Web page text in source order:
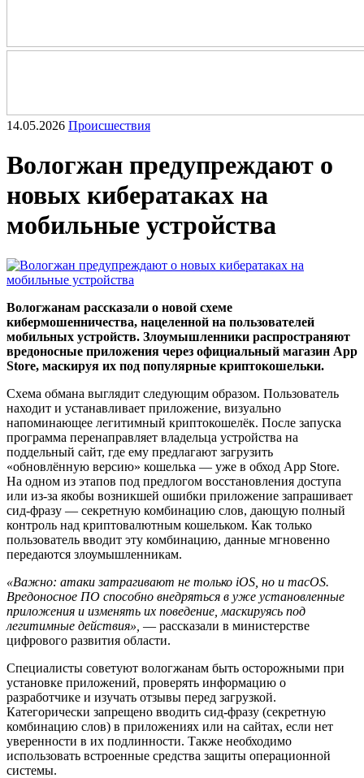
14.05.2026 Происшествия
Вологжан предупреждают о
новых кибератаках на
мобильные устройства
Вологжанам рассказали о новой схеме
кибермошенничества, нацеленной на пользователей
мобильных устройств. Злоумышленники распространяют
вредоносные приложения через официальный магазин App
Store, маскируя их под популярные криптокошельки.
Схема обмана выглядит следующим образом. Пользователь
находит и устанавливает приложение, визуально
напоминающее легитимный криптокошелёк. После запуска
программа перенаправляет владельца устройства на
поддельный сайт, где ему предлагают загрузить
«обновлённую версию» кошелька — уже в обход App Store.
На одном из этапов под предлогом восстановления доступа
или из-за якобы возникшей ошибки приложение запрашивает
сид-фразу — секретную комбинацию слов, дающую полный
контроль над криптовалютным кошельком. Как только
пользователь вводит эту комбинацию, данные мгновенно
передаются злоумышленникам.
«Важно: атаки затрагивают не только iOS, но и macOS.
Вредоносное ПО способно внедряться в уже установленные
приложения и изменять их поведение, маскируясь под
легитимные действия», — рассказали в министерстве
цифрового развития области.
Специалисты советуют вологжанам быть осторожными при
установке приложений, проверять информацию о
разработчике и изучать отзывы перед загрузкой.
Категорически запрещено вводить сид-фразу (секретную
комбинацию слов) в приложениях или на сайтах, если нет
уверенности в их подлинности. Также необходимо
использовать встроенные средства защиты операционной
системы.